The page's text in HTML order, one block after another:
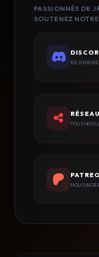
PASSIONNÉS DE
SOUTENEZ
TOUS NOS
NOUS